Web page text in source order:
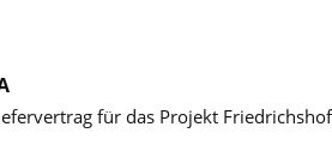
für das Projekt